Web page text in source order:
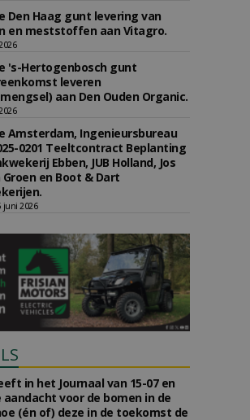
Den Haag gunt levering van
en meststoffen aan Vitagro.
's-Hertogenbosch gunt
leveren
aan Den Ouden Organic.
Amsterdam, Ingenieursbureau
0201 Teeltcontract Beplanting
Ebben, JUB Holland, Jos
Groen en Boot & Dart
juni 2026
in het Journaal van 15-07 en
aandacht voor de bomen in de
(én of) deze in de toekomst de